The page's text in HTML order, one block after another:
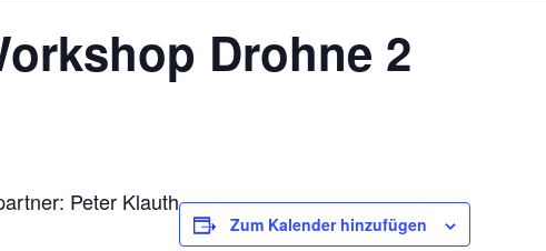
Drohne 2
Peter Klauth
Zum Kalender hinzufügen